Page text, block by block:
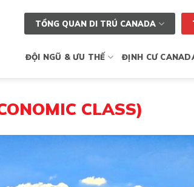
TỔNG QUAN DI TRÚ CANADA
ĐỘI NGŨ & ƯU THẾ ĐỊNH CƯ
CLASS)